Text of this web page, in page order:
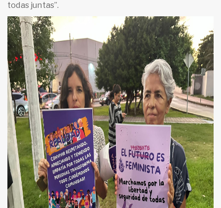
todas juntas”.